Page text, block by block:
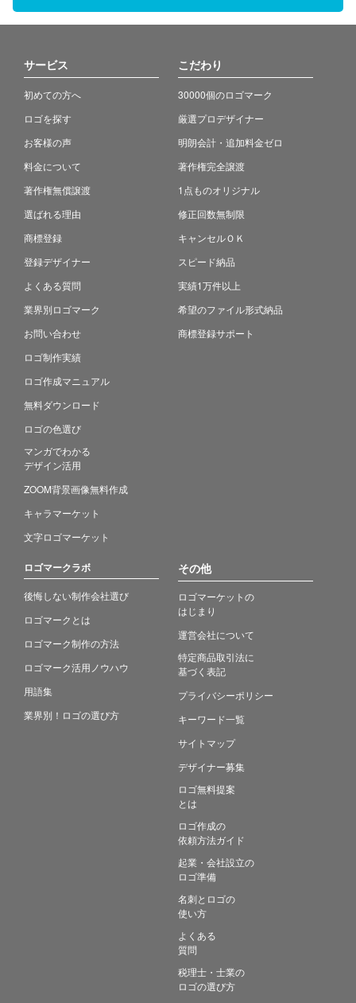
サービス
初めての方へ
ロゴを探す
お客様の声
料金について
著作権無償譲渡
選ばれる理由
商標登録
登録デザイナー
よくある質問
業界別ロゴマーク
お問い合わせ
ロゴ制作実績
ロゴ作成マニュアル
無料ダウンロード
ロゴの色選び
マンガでわかる
デザイン活用
ZOOM背景画像無料作成
キャラマーケット
文字ロゴマーケット
こだわり
30000個のロゴマーク
厳選プロデザイナー
明朗会計・追加料金ゼロ
著作権完全譲渡
1点ものオリジナル
修正回数無制限
キャンセルＯＫ
スピード納品
実績1万件以上
希望のファイル形式納品
商標登録サポート
ロゴマークラボ
後悔しない制作会社選び
ロゴマークとは
ロゴマーク制作の方法
ロゴマーク活用ノウハウ
用語集
業界別！ロゴの選び方
その他
ロゴマーケットの
はじまり
運営会社について
特定商品取引法に
基づく表記
プライバシーポリシー
キーワード一覧
サイトマップ
デザイナー募集
ロゴ無料提案
とは
ロゴ作成の
依頼方法ガイド
起業・会社設立の
ロゴ準備
名刺とロゴの
使い方
よくある
質問
税理士・士業の
ロゴの選び方